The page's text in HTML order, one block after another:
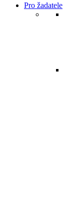
Pro žadatele